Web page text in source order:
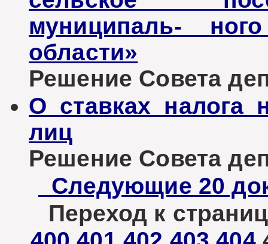
муниципаль-
области»
Решение Совета
О ставках налога
лиц
Решение Совета
Следующие 20
Переход к